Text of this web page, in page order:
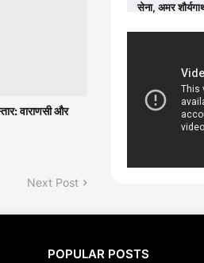
वाराणसी और
Next Post
सेना, अमर
POPULAR POSTS